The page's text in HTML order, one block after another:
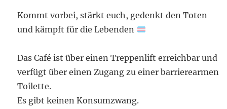
Kommt vorbei, stärkt euch, gedenkt den Toten
und kämpft für die Lebenden
Das Café ist über einen Treppenlift erreichbar und
verfügt über einen Zugang zu einer barrierearmen
Toilette.
Es gibt keinen Konsumzwang.